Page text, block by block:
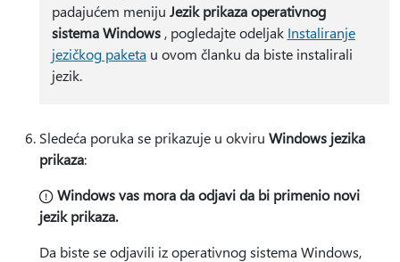
padajućem meniju Jezik prikaza operativnog
sistema Windows, pogledajte odeljak Instaliranje
jezičkog paketa u ovom članku da biste instalirali
jezik.
Sledeća poruka se prikazuje u okviru Windows jezika
prikaza:
Windows vas mora da odjavi da bi primenio novi
jezik prikaza.
Da biste se odjavili iz operativnog sistema Windows,